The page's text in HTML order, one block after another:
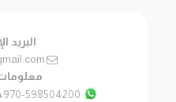
البريد
598504200